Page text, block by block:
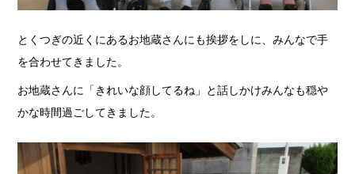
とくつぎの近くにあるお地蔵さんにも挨拶をしに、みんなで手
を合わせてきました。
お地蔵さんに「きれいな顔してるね」と話しかけみんなも穏や
かな時間過ごしてきました。